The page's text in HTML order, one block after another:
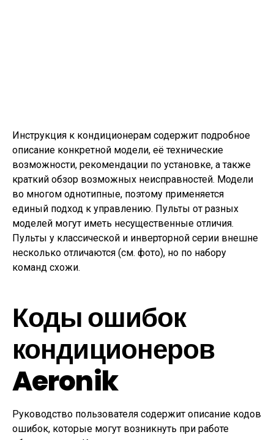
Инструкция к кондиционерам содержит подробное
описание конкретной модели, её технические
возможности, рекомендации по установке, а также
краткий обзор возможных неисправностей. Модели
во многом однотипные, поэтому применяется
единый подход к управлению. Пульты от разных
моделей могут иметь несущественные отличия.
Пульты у классической и инверторной серии внешне
несколько отличаются (см. фото), но по набору
команд схожи.
Коды ошибок
кондиционеров
Aeronik
Руководство пользователя содержит описание кодов
ошибок, которые могут возникнуть при работе